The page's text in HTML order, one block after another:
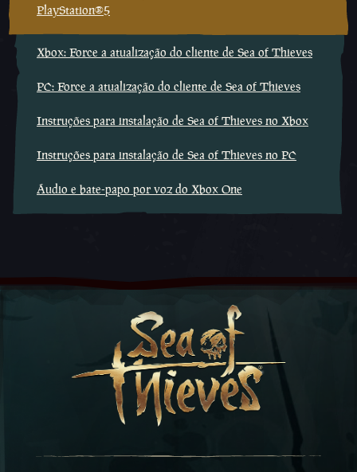
PlayStation®5
Xbox: Force a atualização do cliente de Sea of Thieves
PC: Force a atualização do cliente de Sea of Thieves
Instruções para instalação de Sea of Thieves no Xbox
Instruções para instalação de Sea of Thieves no PC
Áudio e bate-papo por voz do Xbox One